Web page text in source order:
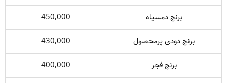
برنج دمسیاه
450,000
برنج دودی پرمحصول
430,000
برنج فجر
400,000